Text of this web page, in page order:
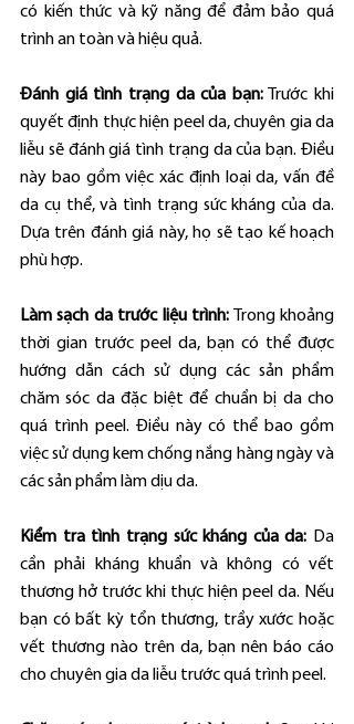
có kiến thức và kỹ năng để đảm bảo quá
trình an toàn và hiệu quả.
Đánh giá tình trạng da của bạn: Trước khi
quyết định thực hiện peel da, chuyên gia da
liễu sẽ đánh giá tình trạng da của bạn. Điều
này bao gồm việc xác định loại da, vấn đề
da cụ thể, và tình trạng sức kháng của da.
Dựa trên đánh giá này, họ sẽ tạo kế hoạch
phù hợp.
Làm sạch da trước liệu trình: Trong khoảng
thời gian trước peel da, bạn có thể được
hướng dẫn cách sử dụng các sản phẩm
chăm sóc da đặc biệt để chuẩn bị da cho
quá trình peel. Điều này có thể bao gồm
việc sử dụng kem chống nắng hàng ngày và
các sản phẩm làm dịu da.
Kiểm tra tình trạng sức kháng của da: Da
cần phải kháng khuẩn và không có vết
thương hở trước khi thực hiện peel da. Nếu
bạn có bất kỳ tổn thương, trầy xước hoặc
vết thương nào trên da, bạn nên báo cáo
cho chuyên gia da liễu trước quá trình peel.